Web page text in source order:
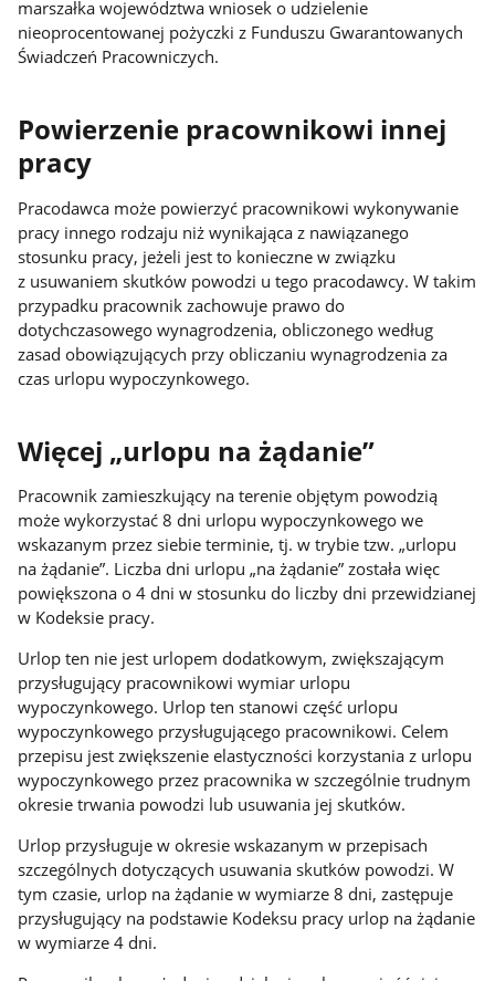
marszałka województwa wniosek o udzielenie
nieoprocentowanej pożyczki z Funduszu Gwarantowanych
Świadczeń Pracowniczych.
Powierzenie pracownikowi innej
pracy
Pracodawca może powierzyć pracownikowi wykonywanie
pracy innego rodzaju niż wynikająca z nawiązanego
stosunku pracy, jeżeli jest to konieczne w związku
z usuwaniem skutków powodzi u tego pracodawcy. W takim
przypadku pracownik zachowuje prawo do
dotychczasowego wynagrodzenia, obliczonego według
zasad obowiązujących przy obliczaniu wynagrodzenia za
czas urlopu wypoczynkowego.
Więcej „urlopu na żądanie”
Pracownik zamieszkujący na terenie objętym powodzią
może wykorzystać 8 dni urlopu wypoczynkowego we
wskazanym przez siebie terminie, tj. w trybie tzw. „urlopu
na żądanie”. Liczba dni urlopu „na żądanie” została więc
powiększona o 4 dni w stosunku do liczby dni przewidzianej
w Kodeksie pracy.
Urlop ten nie jest urlopem dodatkowym, zwiększającym
przysługujący pracownikowi wymiar urlopu
wypoczynkowego. Urlop ten stanowi część urlopu
wypoczynkowego przysługującego pracownikowi. Celem
przepisu jest zwiększenie elastyczności korzystania z urlopu
wypoczynkowego przez pracownika w szczególnie trudnym
okresie trwania powodzi lub usuwania jej skutków.
Urlop przysługuje w okresie wskazanym w przepisach
szczególnych dotyczących usuwania skutków powodzi. W
tym czasie, urlop na żądanie w wymiarze 8 dni, zastępuje
przysługujący na podstawie Kodeksu pracy urlop na żądanie
w wymiarze 4 dni.